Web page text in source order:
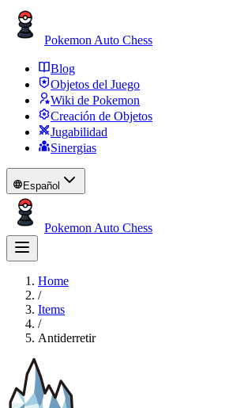
Pokemon Auto Chess
Blog
Objetos del Juego
Wiki de Pokemon
Creación de Objetos
Jugabilidad
Sinergias
Español
Pokemon Auto Chess
Home
/
Items
/
Antiderretir